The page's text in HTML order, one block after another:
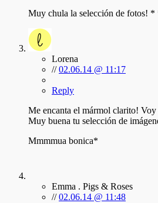
Muy chula la selección de fotos! *
Lorena
//02.06.14 @ 11:17
Reply
Me encanta el mármol clarito! Voy
Muy buena tu selección de
Mmmmua bonica*
Emma . Pigs & Roses
//02.06.14 @ 11:48